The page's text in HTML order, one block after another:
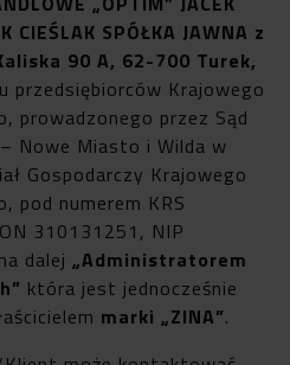
CIEŚLAK SPÓŁKA JAWNA z
90 A, 62-700 Turek,
przedsiębiorców Krajowego
prowadzonego przez Sąd
Nowe Miasto i Wilda w
Gospodarczy Krajowego
pod numerem KRS
310131251, NIP
dalej „Administratorem
która jest jednocześnie
marki „ZINA”.